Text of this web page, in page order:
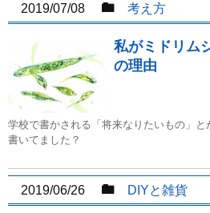
2019/07/08 考え方
私がミドリム
の理由
学校で書かされる「将来なりたいもの」
書いてました？
2019/06/26 DIYと雑貨